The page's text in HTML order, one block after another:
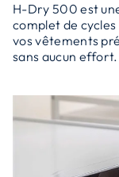
H-Dry 500 est
complet de
vos vêtements
sans aucun effort.